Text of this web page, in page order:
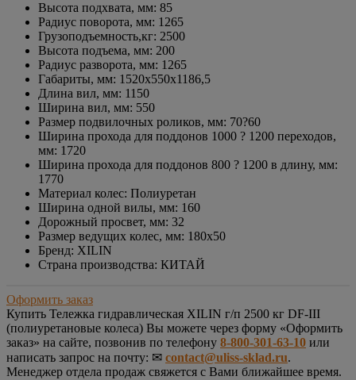
Высота подхвата, мм: 85
Радиус поворота, мм: 1265
Грузоподъемность,кг: 2500
Высота подъема, мм: 200
Радиус разворота, мм: 1265
Габариты, мм: 1520х550х1186,5
Длина вил, мм: 1150
Ширина вил, мм: 550
Размер подвилочных роликов, мм: 70?60
Ширина прохода для поддонов 1000 ? 1200 переходов,
мм: 1720
Ширина прохода для поддонов 800 ? 1200 в длину, мм:
1770
Материал колес: Полиуретан
Ширина одной вилы, мм: 160
Дорожный просвет, мм: 32
Размер ведущих колес, мм: 180х50
Бренд: XILIN
Страна производства: КИТАЙ
Оформить заказ
Купить Тележка гидравлическая XILIN г/п 2500 кг DF-III
(полиуретановые колеса) Вы можете через форму «Оформить
заказ» на сайте, позвонив по телефону 8-800-301-63-10 или
написать запрос на почту: ✉ contact@uliss-sklad.ru.
Менеджер отдела продаж свяжется с Вами ближайшее время.